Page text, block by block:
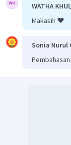
WATHA
Makasih ❤️
Sonia Nurul